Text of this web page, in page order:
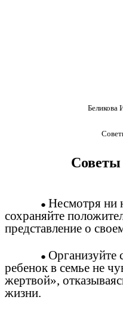
Беликова
Советы
Несмотря ни
сохраняйте
представление о
Организуйте
ребенок в семье не
жертвой»,
жизни.